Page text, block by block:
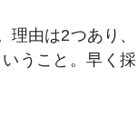
理由は2つあり、
うこと。早く採